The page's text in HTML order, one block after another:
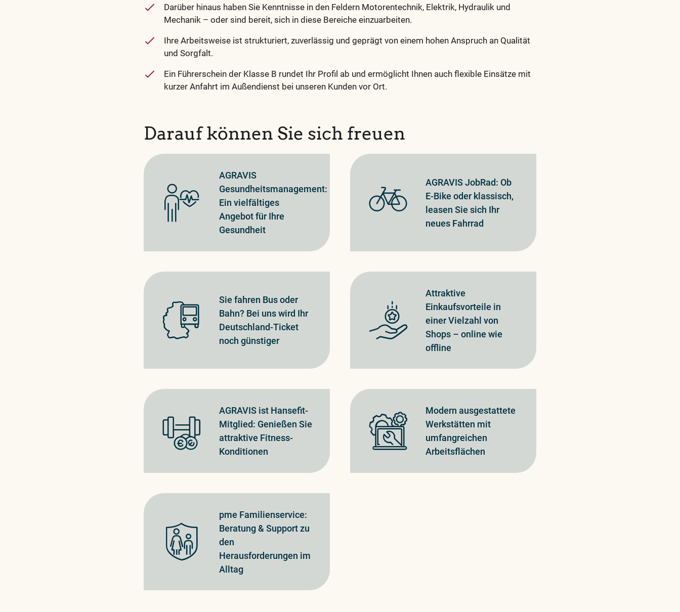
Darüber hinaus haben Sie Kenntnisse in den Feldern Motorentechnik, Elektrik, Hydraulik und
Mechanik – oder sind bereit, sich in diese Bereiche einzuarbeiten.
Ihre Arbeitsweise ist strukturiert, zuverlässig und geprägt von einem hohen Anspruch an Qualität
und Sorgfalt.
Ein Führerschein der Klasse B rundet Ihr Profil ab und ermöglicht Ihnen auch flexible Einsätze mit
kurzer Anfahrt im Außendienst bei unseren Kunden vor Ort.
Darauf können Sie sich freuen
AGRAVIS
Gesundheitsmanagement:
Ein vielfältiges
Angebot für Ihre
Gesundheit
AGRAVIS JobRad: Ob
E-Bike oder klassisch,
leasen Sie sich Ihr
neues Fahrrad
Sie fahren Bus oder
Bahn? Bei uns wird Ihr
Deutschland-Ticket
noch günstiger
Attraktive
Einkaufsvorteile in
einer Vielzahl von
Shops – online wie
offline
AGRAVIS ist Hansefit-
Mitglied: Genießen Sie
attraktive Fitness-
Konditionen
Modern ausgestattete
Werkstätten mit
umfangreichen
Arbeitsflächen
pme Familienservice:
Beratung & Support zu
den
Herausforderungen im
Alltag